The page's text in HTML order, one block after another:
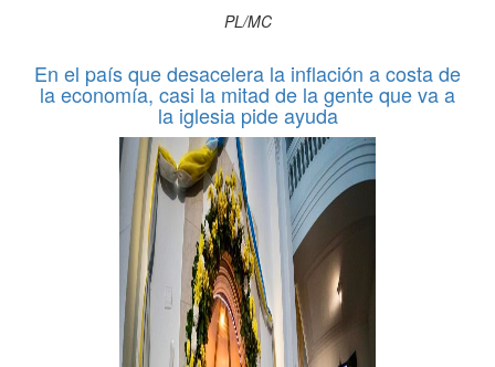
PL/MC
En el país que desacelera la inflación a costa de
la economía, casi la mitad de la gente que va a
la iglesia pide ayuda